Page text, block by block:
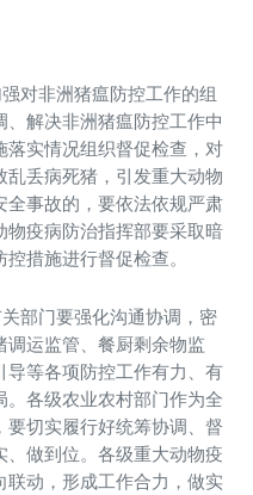
对非洲猪瘟防控工作的组
解决非洲猪瘟防控工作中
实情况组织督促检查，对
丢病死猪，引发重大动物
事故的，要依法依规严肃
疫病防治指挥部要采取暗
措施进行督促检查。
部门要强化沟通协调，密
运监管、餐厨剩余物监
等各项防控工作有力、有
各级农业农村部门作为全
切实履行好统筹协调、督
做到位。各级重大动物疫
动，形成工作合力，做实